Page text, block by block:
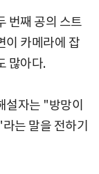
번째 공의 스트
이 카메라에 잡
많아다.
설자는 "방망이
는 말을 전하기